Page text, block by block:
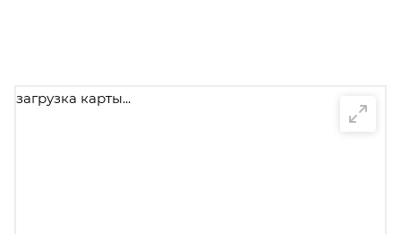
загрузка карты...